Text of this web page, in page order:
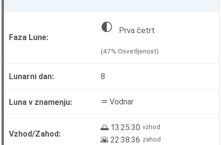
🌓 Prva četrt
(47% Osvetljenost)
8
♒ Vodnar
🌅 13:25:30 vzhod
🌇 22:38:36 zahod